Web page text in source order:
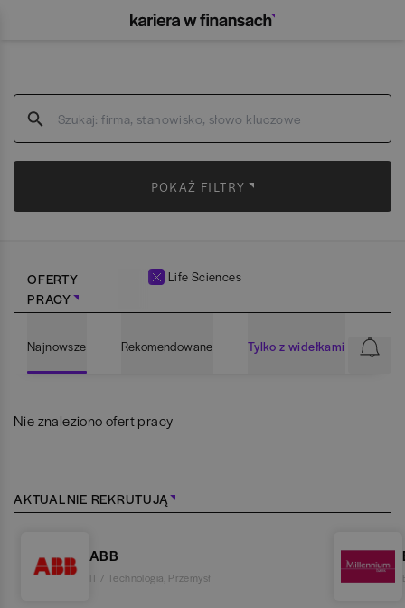
POKAŻ FILTRY
OFERTY
PRACY
Life Sciences
Najnowsze Rekomendowane Tylko z widełkami
Nie znaleziono ofert pracy
AKTUALNIE REKRUTUJĄ
ABB
IT / Technologia Przemysł